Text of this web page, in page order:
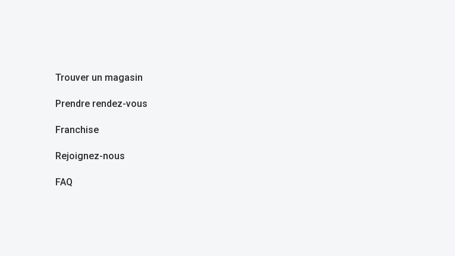
Trouver un magasin
Prendre rendez-vous
Franchise
Rejoignez-nous
FAQ